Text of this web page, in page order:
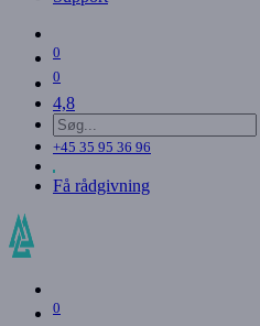
0
0
4,8
+45 35 95 36 96
Få rådgivning
0